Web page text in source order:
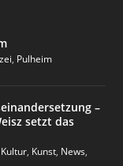
, Pulheim
–
setzt das
Kultur, Kunst, News,